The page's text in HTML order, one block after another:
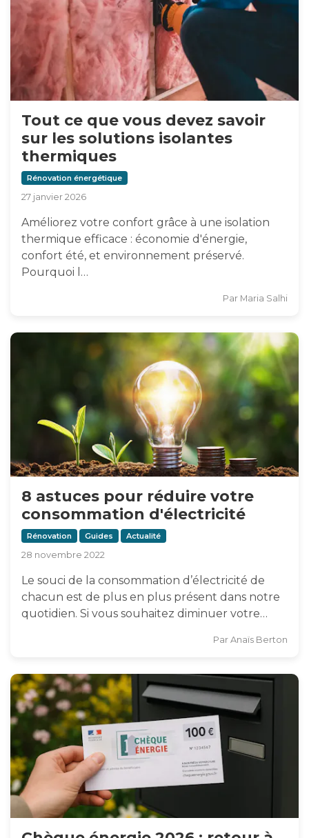
Tout ce que vous devez savoir
sur les solutions isolantes
thermiques
Rénovation énergétique
27 janvier 2026
Améliorez votre confort grâce à une isolation
thermique efficace : économie d'énergie,
confort été, et environnement préservé.
Pourquoi l…
Par Maria Salhi
8 astuces pour réduire votre
consommation d'électricité
Rénovation Guides Actualité
28 novembre 2022
Le souci de la consommation d’électricité de
chacun est de plus en plus présent dans notre
quotidien. Si vous souhaitez diminuer votre…
Par Anaïs Berton